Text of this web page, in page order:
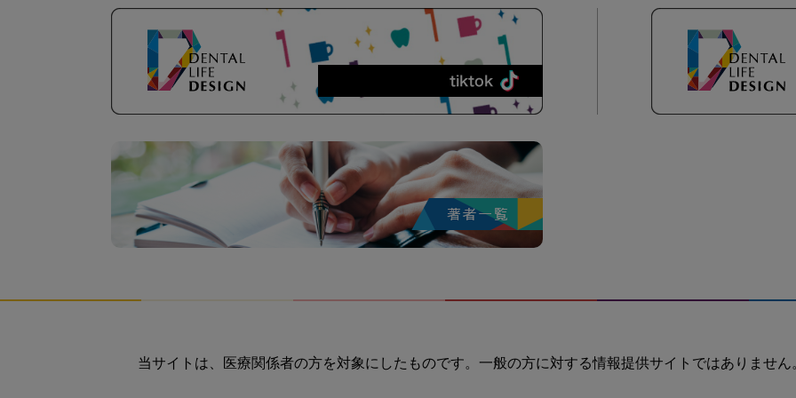
当サイトは、医療関係者の方を対象にしたものです。一般の方に対する情報提供サイトではありません